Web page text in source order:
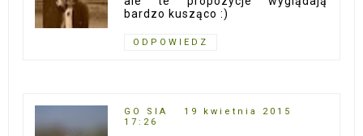
bardzo kusząco :)
ODPOWIEDZ
GO SIA
19 kwietnia 2015
17:26